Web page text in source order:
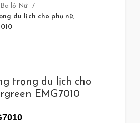
Ba lô Nữ
du lịch cho phụ nữ,
trọng du lịch cho
EMG7010